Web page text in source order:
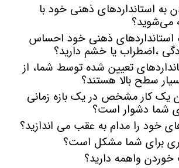
به استانداردهای ذهنی خود با
می‌شوید؟
استانداردهای ذهنی خود احساس
،اضطراب یا خشم دارید؟
تعیین شده توسط شما، از
سطح بالا هستند؟
یک کار مشخص در یک بازه زمانی
شما دشوار است؟
خود را مدام به عقب می اندازید؟
برای شما مشکل است؟
واهمه دارید؟